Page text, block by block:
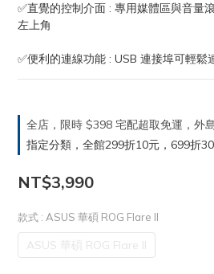
✅直覺的控制介面 : 專用媒體區與音量
左上角
✅便利的連線功能 : USB 連接埠可輕鬆
全店，限時 $398 宅配超取免運，外
指定分類，全館299折10元，699折
NT$3,990
款式 : ASUS 華碩 ROG Flare II
ASUS 華碩 ROG Flare II